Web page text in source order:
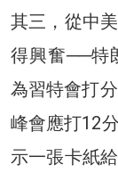
其三，從中
得興奮──特
為習特會打
峰會應打12
示一張卡紙